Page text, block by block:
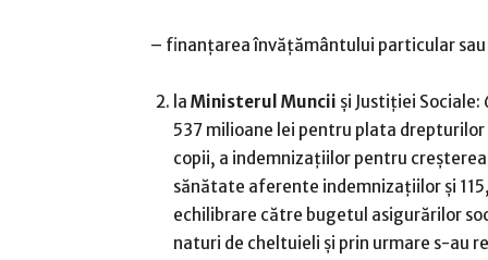
– finanţarea învăţământului particular
la Ministerul Muncii şi Justiţiei
537 milioane lei pentru plata
copii, a indemnizaţiilor pentru
sănătate aferente indemnizaţiilor şi
echilibrare către bugetul asigurărilor
naturi de cheltuieli şi prin urmare s-au